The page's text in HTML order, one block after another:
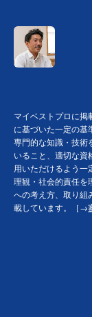
マイベストプロに掲
に基づいた一定の基
専門的な知識・技術
いること、適切な資
用いただけるよう一
理観・社会的責任を
への考え方、取り組
載しています。［→